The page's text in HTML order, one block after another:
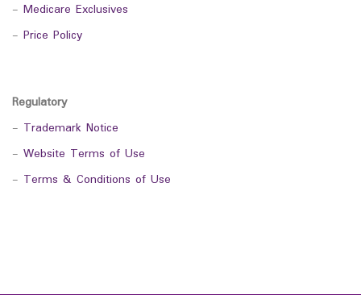
- Medicare Exclusives
- Price Policy
Regulatory
- Trademark Notice
- Website Terms of Use
- Terms & Conditions of Use